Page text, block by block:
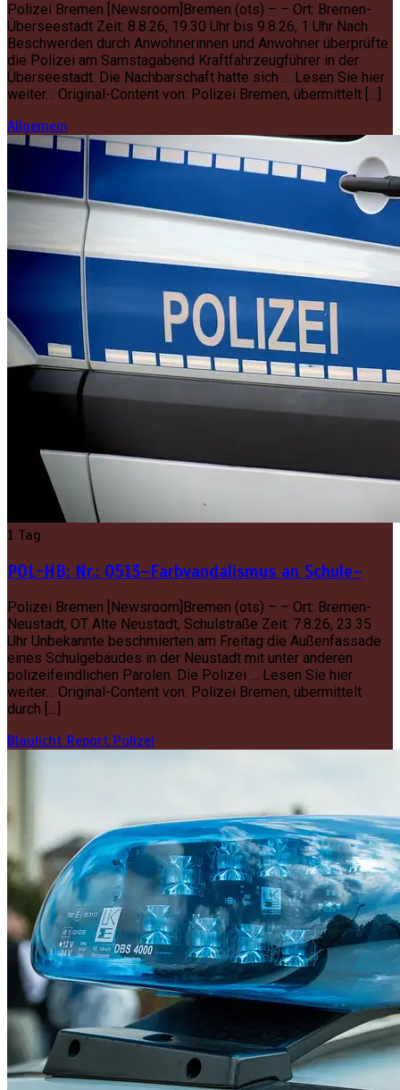
Polizei Bremen [Newsroom]Bremen (ots) – – Ort: Bremen-
Überseestadt Zeit: 8.8.26, 19.30 Uhr bis 9.8.26, 1 Uhr Nach
Beschwerden durch Anwohnerinnen und Anwohner überprüfte
die Polizei am Samstagabend Kraftfahrzeugführer in der
Überseestadt. Die Nachbarschaft hatte sich … Lesen Sie hier
weiter… Original-Content von: Polizei Bremen, übermittelt […]
Allgemein
1 Tag
POL-HB: Nr.: 0513–Farbvandalismus an Schule–
Polizei Bremen [Newsroom]Bremen (ots) – – Ort: Bremen-
Neustadt, OT Alte Neustadt, Schulstraße Zeit: 7.8.26, 23.35
Uhr Unbekannte beschmierten am Freitag die Außenfassade
eines Schulgebäudes in der Neustadt mit unter anderen
polizeifeindlichen Parolen. Die Polizei … Lesen Sie hier
weiter… Original-Content von: Polizei Bremen, übermittelt
durch […]
Blaulicht Report Polizei